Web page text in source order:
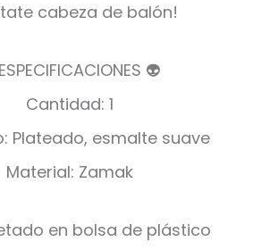
cabeza de balón!
👽
Cantidad: 1
Plateado, esmalte suave
Material: Zamak
en bolsa de plástico